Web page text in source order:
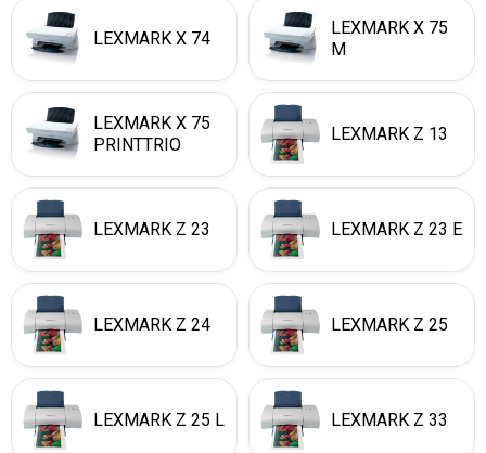
LEXMARK X 74
LEXMARK X 75
M
LEXMARK X 75
PRINTTRIO
LEXMARK Z 13
LEXMARK Z 23 LEXMARK Z 23 E
LEXMARK Z 24 LEXMARK Z 25
LEXMARK Z 25 L LEXMARK Z 33